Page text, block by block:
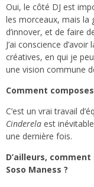
Oui, le côté DJ est
les morceaux, mais
d’innover, et de faire
J’ai conscience
créatives, en qui je
une vision commune
Comment
C’est un vrai travail
Cinderela est
une dernière fois.
D’ailleurs,
Soso Maness ?